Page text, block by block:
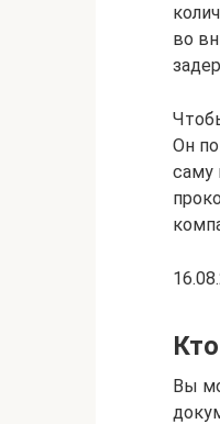
во
Он
саму
Вы